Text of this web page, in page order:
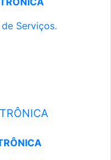
Serviços.